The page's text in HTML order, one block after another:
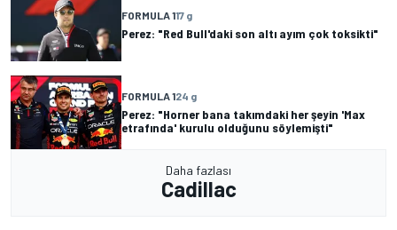
FORMULA 117 g
Perez: "Red Bull'daki son altı ayım çok toksikti"
FORMULA 124 g
Perez: "Horner bana takımdaki her şeyin 'Max
etrafında' kurulu olduğunu söylemişti"
Daha fazlası
Cadillac